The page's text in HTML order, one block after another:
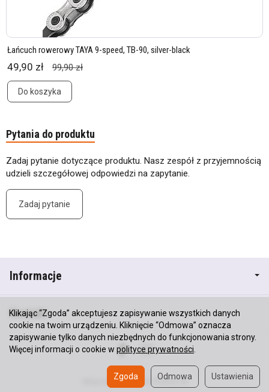
Łańcuch rowerowy TAYA 9-speed, TB-90, silver-black
49,90 zł 99,90 zł
Do koszyka
Pytania do produktu
Zadaj pytanie dotyczące produktu. Nasz zespół z przyjemnością
udzieli szczegółowej odpowiedzi na zapytanie.
Zadaj pytanie
Informacje
Kontakt
Sklep internetowy SOTESHOP AI
Klikając “Zgoda” akceptujesz zapisywanie wszystkich danych
cookie na twoim urządzeniu. Kliknięcie “Odmowa” oznacza
zapisywanie tylko danych niezbędnych do funkcjonowania strony.
Więcej informacji o cookie w polityce prywatności
Ustawienia
Odmowa
Zgoda